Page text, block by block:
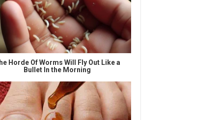
Horde Of Worms Will Fly Out Like a
Bullet In the Morning